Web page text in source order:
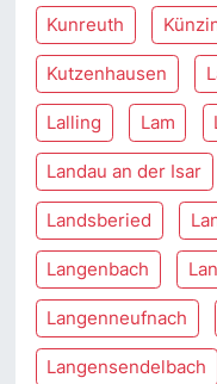
Kunreuth
Kutzenhausen
Lalling Lam
Landau an der Isar
Landsberied
Langenbach
Langenneufnach
Langensendelbach